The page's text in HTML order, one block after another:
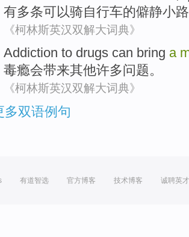
有多条可以骑自行车的僻静小路
《柯林斯英汉双解大词典》
Addiction to drugs can bring a
毒瘾会带来其他许多问题。
《柯林斯英汉双解大词典》
多双语例句
有道智选 官方博客 技术博客 诚聘英才